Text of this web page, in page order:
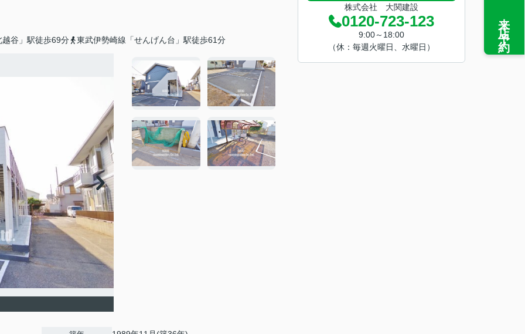
谷」駅徒歩69分 東武伊勢崎線「せんげん台」駅徒歩61分
株式会社 大関建設
0120-723-123
9:00～18:00
（休：毎週火曜日、水曜日）
来店予約